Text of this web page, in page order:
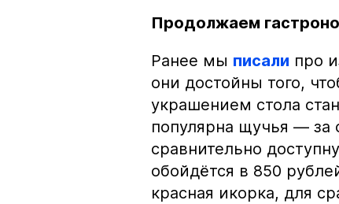
Продолжаем
Ранее мы писали про
они достойны того,
украшением стола
популярна щучья — за
сравнительно
обойдётся в 850
красная икорка, для